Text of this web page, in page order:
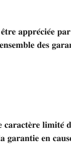
𝐚𝐩𝐩𝐫𝐞́𝐜𝐢𝐞́𝐞
𝐝𝐞𝐬
𝐥𝐢𝐦𝐢𝐭𝐞́
𝐠𝐚𝐫𝐚𝐧𝐭𝐢𝐞 𝐞𝐧